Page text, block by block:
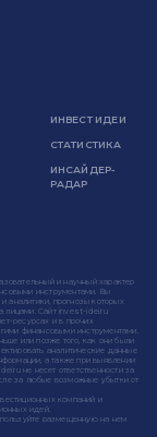
ИНВЕСТ ИДЕИ
СТАТИСТИКА
ИНСАЙДЕР-
РАДАР
и научный характер
инструментами. Вы
аналитики, прогнозы которых
лицами. Сайт invest-idei.ru
ресурсах и в прочих
финансовыми инструментами.
или позже того, как они были
аналитические данные
а также при выявлении
не несет ответственности за
за любые возможные убытки от
компаний и
идей.
размещенную на нем